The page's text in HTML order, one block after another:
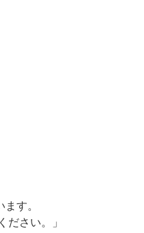
す。
ださい。」